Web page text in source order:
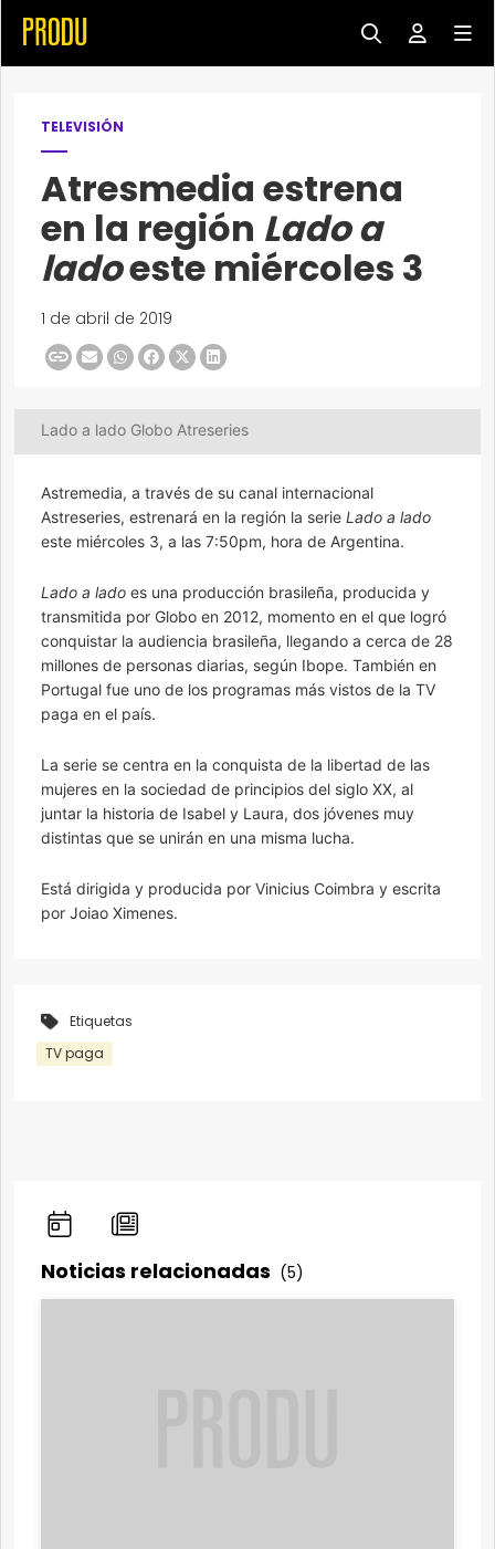
TELEVISIÓN
Atresmedia estrena
en la región Lado a
ladoeste miércoles 3
1 de abril de 2019
Lado a lado Globo Atreseries
Astremedia, a través de su canal internacional
Astreseries, estrenará en la región la serie Lado a lado
este miércoles 3, a las 7:50pm, hora de Argentina.
Lado a lado es una producción brasileña, producida y
transmitida por Globo en 2012, momento en el que logró
conquistar la audiencia brasileña, llegando a cerca de 28
millones de personas diarias, según Ibope. También en
Portugal fue uno de los programas más vistos de la TV
paga en el país.
La serie se centra en la conquista de la libertad de las
mujeres en la sociedad de principios del siglo XX, al
juntar la historia de Isabel y Laura, dos jóvenes muy
distintas que se unirán en una misma lucha.
Está dirigida y producida por Vinicius Coimbra y escrita
por Joiao Ximenes.
Etiquetas
TV paga
Noticias relacionadas (5)